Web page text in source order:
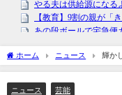
ホーム ニュース
輝か
歌合戦卒業に寄せて考える: 功績
ニュース 芸能